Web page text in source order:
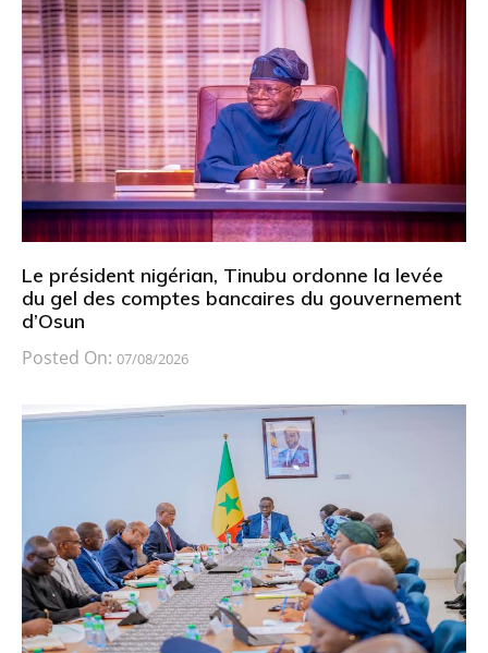
Le président nigérian, Tinubu ordonne la levée
du gel des comptes bancaires du gouvernement
d’Osun
Posted On: 07/08/2026